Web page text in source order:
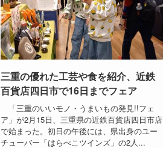
三重の優れた工芸や食を紹介、近鉄
百貨店四日市で16日までフェア
「三重のいいモノ・うまいもの発見!!フェ
ア」が2月15日、三重県の近鉄百貨店四日市店
で始まった。初日の午後には、県出身のユー
チューバー「はらぺこツインズ」の2人...